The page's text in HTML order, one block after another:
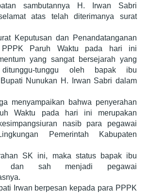
sambutannya H. Irwan Sabri
atas telah diterimanya surat
Keputusan dan Penandatanganan
PPPK Paruh Waktu pada hari ini
yang sangat bersejarah yang
tunggu oleh bapak ibu
Bupati Nunukan H. Irwan Sabri dalam
menyampaikan bahwa penyerahan
Waktu pada hari ini merupakan
nasib para pegawai
Pemerintah Kabupaten
SK ini, maka status bapak ibu
dan sah menjadi pegawai
Irwan berpesan kepada para PPPK